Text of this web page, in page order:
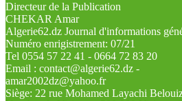
Directeur de la Publication
CHEKAR Amar
Algerie62.dz Journal d'informations
Numéro enrigistrement: 07/21
Tel 0554 57 22 41 - 0664 72 83 20
Email : contact@algerie62.dz -
amar2002dz@yahoo.fr
Siège: 22 rue Mohamed Layachi